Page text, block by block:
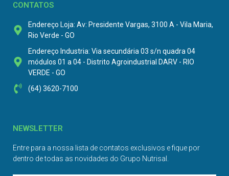
CONTATOS
Endereço Loja: Av: Presidente Vargas, 3100 A - Vila Maria,
Rio Verde - GO
Endereço Industria: Via secundária 03 s/n quadra 04
módulos 01 a 04 - Distrito Agroindustrial DARV - RIO
VERDE - GO
(64) 3620-7100
NEWSLETTER
Entre para a nossa lista de contatos exclusivos e fique por
dentro de todas as novidades do Grupo Nutrisal.